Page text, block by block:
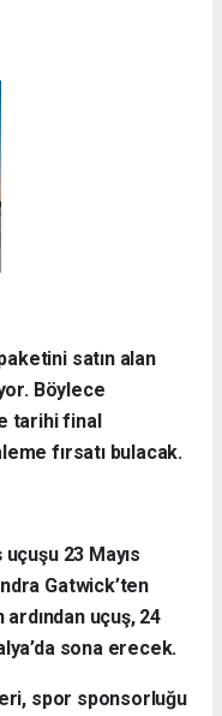
satın alan
Böylece
tarihi final
fırsatı bulacak.
uçuşu 23 Mayıs
Gatwick’ten
ardından uçuş, 24
sona erecek.
spor sponsorluğu